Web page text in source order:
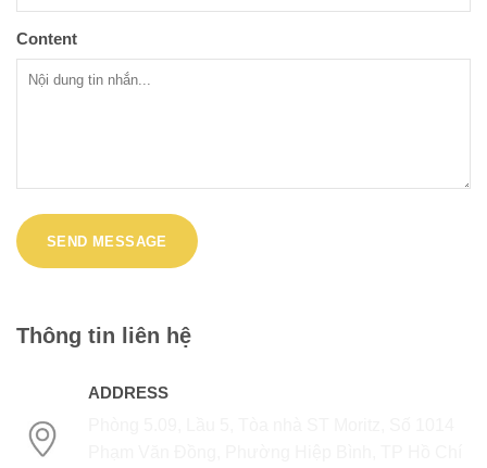
Content
Thông tin liên hệ
ADDRESS